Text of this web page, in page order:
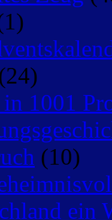
in 1001
(10)
ein